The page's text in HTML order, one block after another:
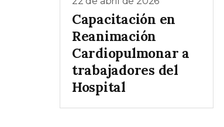
Capacitación en
Reanimación
Cardiopulmonar a
trabajadores del
Hospital